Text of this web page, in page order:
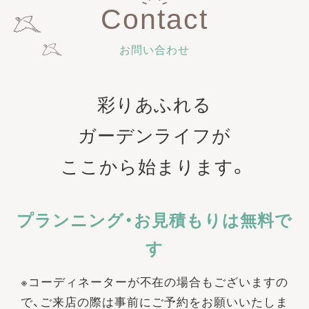
Contact
お問い合わせ
彩りあふれる
ガーデンライフが
ここから始まります。
プランニング・お見積もりは無料で
す
※コーディネーターが不在の場合もございますの
で、ご来店の際は事前にご予約をお願いいたしま